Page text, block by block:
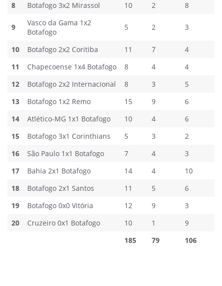
8
Botafogo 3x2 Mirassol 10 2 8
9
Vasco da Gama 1x2
Botafogo
5 2 3
10 Botafogo 2x2 Coritiba 11 7
4
11
Chapecoense 1x4 Botafogo 8 4
4
12
Botafogo 2x2 Internacional 8 3
5
13
Botafogo 1x2 Remo 15 9
6
14
Atlético-MG 1x1 Botafogo 10 4
6
15
Botafogo 3x1 Corinthians 5 3
2
16
São Paulo 1x1 Botafogo 7 4
3
17
Bahia 2x1 Botafogo 14 4
10
18
Botafogo 2x1 Santos 11 5
6
19
Botafogo 0x0 Vitória 12 9
3
20
Cruzeiro 0x1 Botafogo 10 1
9
185
79 106